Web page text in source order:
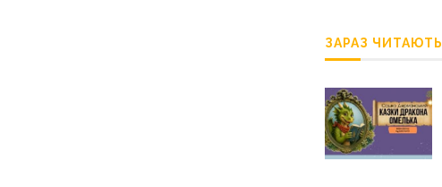
ЗАРАЗ ЧИТАЮТЬ